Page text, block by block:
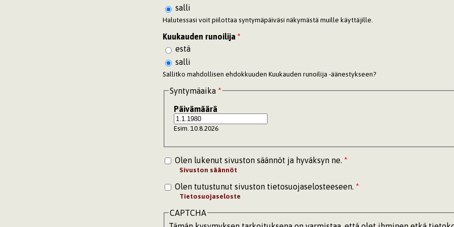
salli
Halutessasi voit piilottaa syntymäpäiväsi näkymästä muille käyttäjille.
Kuukauden runoilija*
estä
salli
Sallitko mahdollisen ehdokkuuden Kuukauden runoilija -äänestykseen?
Syntymäaika *
Päivämäärä
Esim. 10.8.2026
Olen lukenut sivuston säännöt ja hyväksyn ne. *
Sivuston säännöt
Olen tutustunut sivuston tietosuojaselosteeseen. *
Tietosuojaseloste
CAPTCHA